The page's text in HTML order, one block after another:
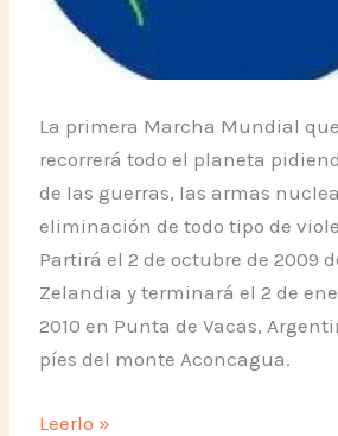
La primera Marcha Mundial que
recorrerá todo el planeta
de las guerras, las armas
eliminación de todo tipo de
Partirá el 2 de octubre de 2009
Zelandia y terminará el 2 de
2010 en Punta de Vacas,
píes del monte Aconcagua.
Marcha
Leerlo »